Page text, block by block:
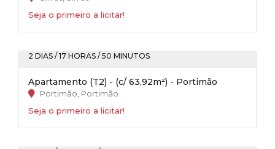
Seja o primeiro a licitar!
2 DIAS / 17 HORAS / 50 MINUTOS
Apartamento (T2) - (c/ 63,92m²) - Portimão
Portimão, Portimão
Seja o primeiro a licitar!